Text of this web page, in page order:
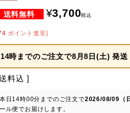
¥3,700税込
ポイント進呈]
14時までのご注文で8月8日(土) 発送
料込
日 14時00分 までのご注文で2026/08/09（日
ル便でお届けします。